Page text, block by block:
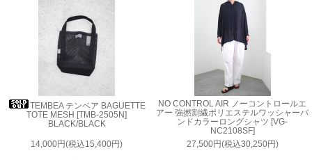
TEMBEA テンベア BAGUETTE
TOTE MESH [TMB-2505N]
BLACK/BLACK
14,000円(税込15,400円)
NO CONTROL AIR ノーコントロールエ
アー 強撚割繊ポリエステルワッシャーバ
ンドカラーロングシャツ [VG-
NC2108SF]
27,500円(税込30,250円)